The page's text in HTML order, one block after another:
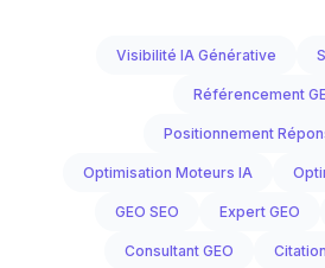
Visibilité IA Générative
Référencement
Positionnement
Optimisation Moteurs IA
GEO SEO Expert GEO
Consultant GEO